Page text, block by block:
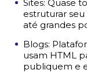
Sites: Quase
estruturar
até grandes
Blogs:
usam HTML
publiquem e